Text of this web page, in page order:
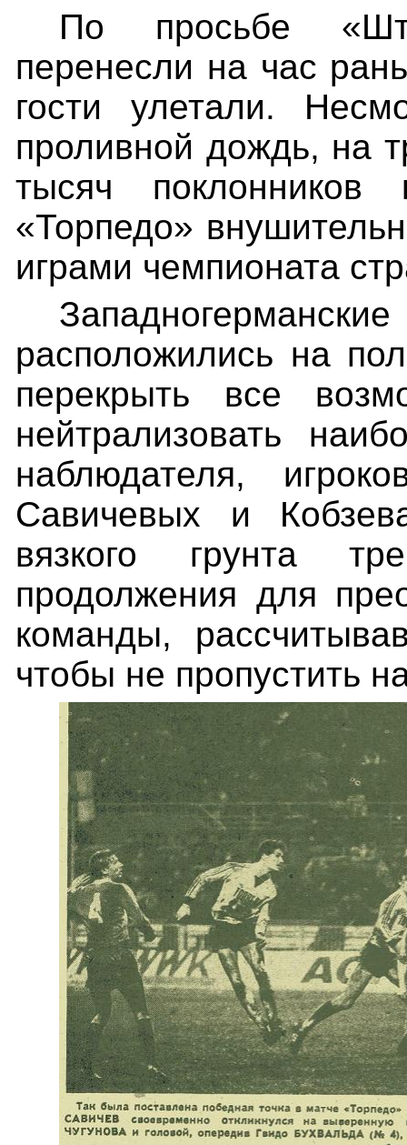
По просьбе
перенесли на час
гости улетали.
проливной дождь, на
тысяч
«Торпедо»
играми чемпионата
расположились на
перекрыть все
нейтрализовать
наблюдателя,
Савичевых и
вязкого грунта
продолжения для
команды,
чтобы не пропустить